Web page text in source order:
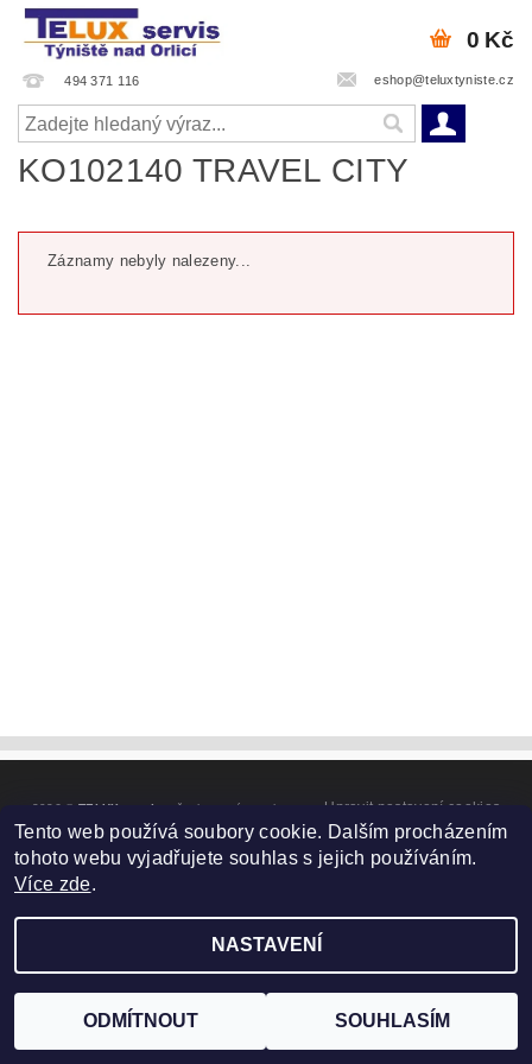
494 371 116 eshop@teluxtyniste.cz
0 Kč
KO102140 TRAVEL CITY
Záznamy nebyly nalezeny...
2026 ©TELUX servis , všechna práva vyhrazena Upravit nastavení cookies
Vytvořil Shoptet
Tento web používá soubory cookie. Dalším procházením
tohoto webu vyjadřujete souhlas s jejich používáním.
Více zde.
NASTAVENÍ
ODMÍTNOUT SOUHLASÍM